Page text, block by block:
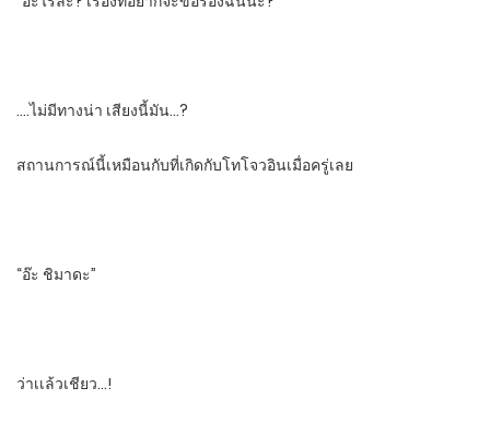
….ไม่มีทางน่า​ เสียงนี้มัน…?
สถานการณ์​นี้เหมือนกับที่เกิดกับโทโจวอินเมื่อครู่เลย
“อ๊ะ​ ชิมาดะ”
ว่าเเล้วเชียว…!